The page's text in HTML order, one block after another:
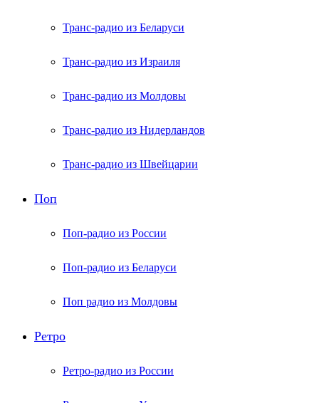
Транс-радио из Беларуси
Транс-радио из Израиля
Транс-радио из Молдовы
Транс-радио из Нидерландов
Транс-радио из Швейцарии
Поп
Поп-радио из России
Поп-радио из Беларуси
Поп радио из Молдовы
Ретро
Ретро-радио из России